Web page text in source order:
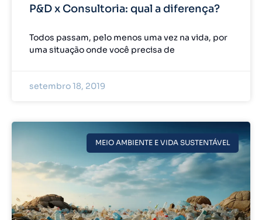
P&D x Consultoria: qual a diferença?
Todos passam, pelo menos uma vez na vida, por
uma situação onde você precisa de
setembro 18, 2019
MEIO AMBIENTE E VIDA SUSTENTÁVEL